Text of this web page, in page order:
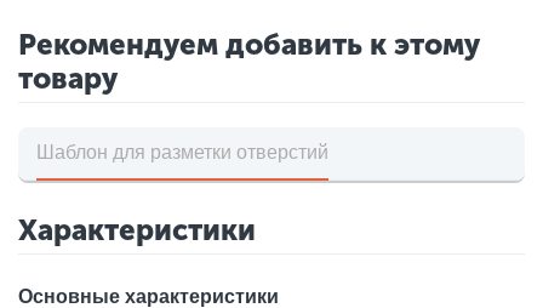
Рекомендуем добавить к этому
товару
Шаблон для разметки отверстий
Характеристики
Основные характеристики